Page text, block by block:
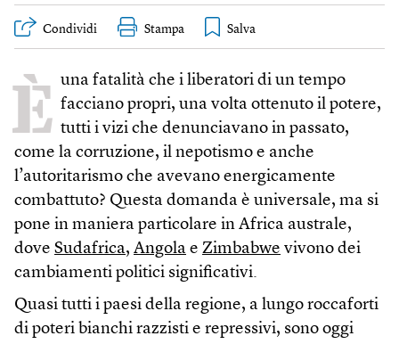
Condividi Stampa
È una fatalità che i liberatori di un tempo
facciano propri, una volta ottenuto il potere,
tutti i vizi che denunciavano in passato,
come la corruzione, il nepotismo e anche
l’autoritarismo che avevano energicamente
combattuto? Questa domanda è universale, ma si
pone in maniera particolare in Africa australe,
dove Sudafrica, Angola e Zimbabwe vivono dei
cambiamenti politici significativi.
Quasi tutti i paesi della regione, a lungo roccaforti
di poteri bianchi razzisti e repressivi, sono oggi